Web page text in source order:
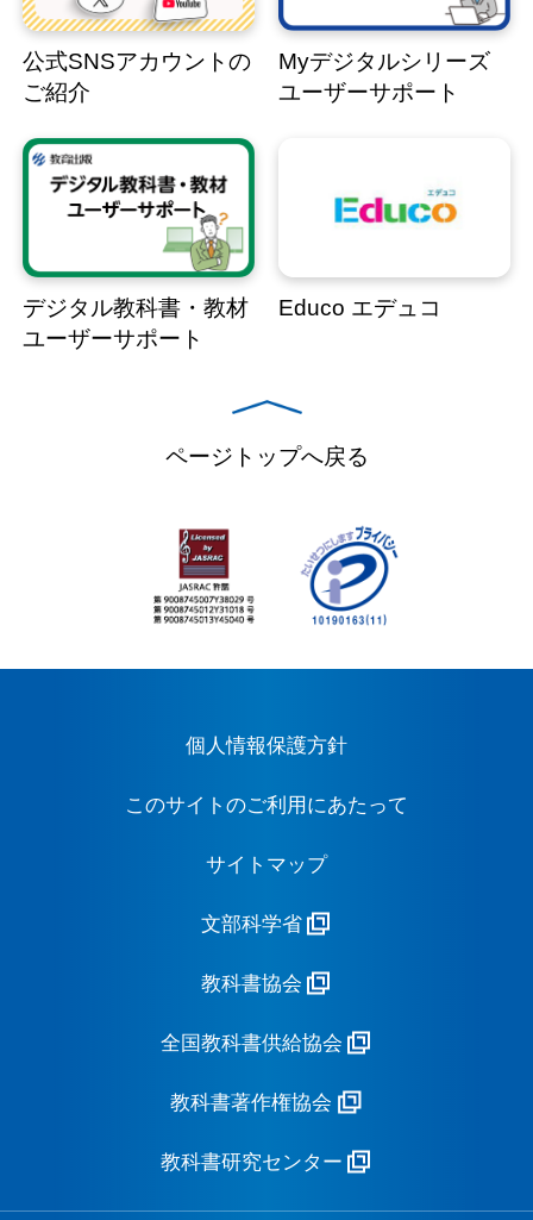
公式SNSアカウントの
ご紹介
Myデジタルシリーズ
ユーザーサポート
デジタル教科書・教材
ユーザーサポート
Educo エデュコ
ページトップへ戻る
個人情報保護方針
このサイトのご利用にあたって
サイトマップ
文部科学省
教科書協会
全国教科書供給協会
教科書著作権協会
教科書研究センター